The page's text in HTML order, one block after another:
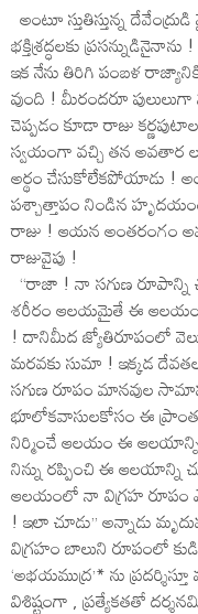
అంటూ స్తుతిస్తున్న
భక్తిశ్రద్ధలకు
ఇక నేను తిరిగి పంబళ
వుంది ! మీరందరూ
చెప్పడం కూడా రాజు
స్వయంగా వచ్చి తన అవతార
అర్థం చేసుకోలేకపోయాడు !
పశ్చాత్తాపం నిండిన
రాజు ! ఆయన అంతరంగం
రాజువైపు !
‘‘రాజా ! నా సగుణ రూపాన్ని
శరీరం ఆలయమైతే ఈ ఆలయం
! దానిమీద జ్యోతిరూపంలో
మరవకు సుమా ! ఇక్కడ
సగుణ రూపం మానవుల
భూలోకవాసులకోసం ఈ
నిర్మించే ఆలయం ఈ ఆలయాన్ని
నిన్ను రప్పించి ఈ ఆలయాన్ని
ఆలయంలో నా విగ్రహ రూపం
! ఇలా చూడు’’ అన్నాడు
విగ్రహం బాలుని రూపంలో కుడి
‘అభయముద్ర’* ను
విశిష్టంగా , ప్రత్యేకతతో